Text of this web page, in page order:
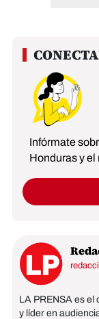
Infórmate
Honduras y el
LA PRENSA es el
y líder en